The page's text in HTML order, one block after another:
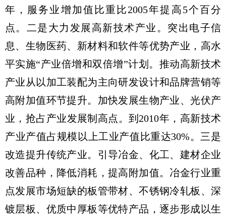
年，服务业增加值比重比2005年提高5个百分
点。二是大力发展高新技术产业。突出电子信
息、生物医药、新材料和软件等优势产业，高水
平实施“产业倍增和双倍增”计划。推动高新技术
产业从以加工装配为主向研发设计和品牌营销等
高附加值环节提升。加快发展生物产业、光伏产
业，抢占产业发展制高点。到2010年，高新技术
产业产值占规模以上工业产值比重达30%。三是
改造提升传统产业。引导冶金、化工、建材企业
改善品种，降低消耗，提高附加值。冶金行业重
点发展市场短缺的板管带材、不锈钢冷轧板、深
镀层板、优质中厚板等优特产品，逐步形成以生